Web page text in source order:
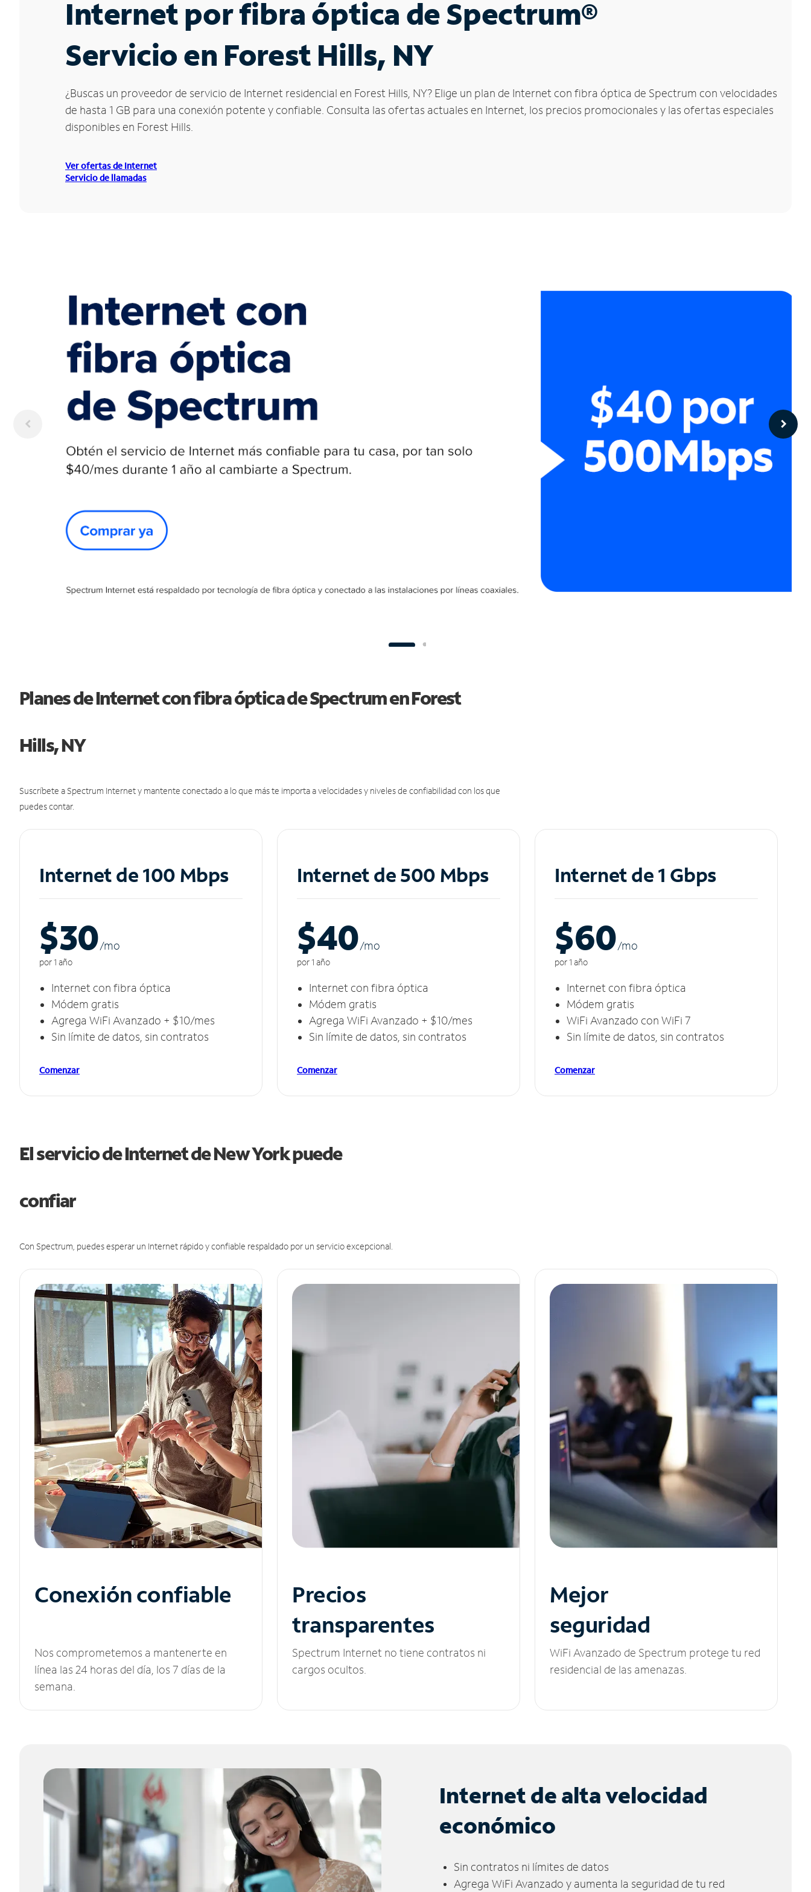
Internet por fibra óptica de Spectrum®
Servicio en Forest Hills, NY
¿Buscas un proveedor de servicio de Internet residencial en Forest Hills, NY? Elige un plan de Internet con fibra óptica de Spectrum con velocidades
de hasta 1 GB para una conexión potente y confiable. Consulta las ofertas actuales en Internet, los precios promocionales y las ofertas especiales
disponibles en Forest Hills.
Ver ofertas de Internet
Servicio de llamadas
Planes de Internet con fibra óptica de Spectrum en Forest
Hills, NY
Suscríbete a Spectrum Internet y mantente conectado a lo que más te importa a velocidades y niveles de confiabilidad con los que
puedes contar.
Internet de 100 Mbps
$30/mo
por 1 año
Internet con fibra óptica
Módem gratis
Agrega WiFi Avanzado + $10/mes
Sin límite de datos, sin contratos
Comenzar
Internet de 500 Mbps
$40/mo
por 1 año
Internet con fibra óptica
Módem gratis
Agrega WiFi Avanzado + $10/mes
Sin límite de datos, sin contratos
Comenzar
Internet de 1 Gbps
$60/mo
por 1 año
Internet con fibra óptica
Módem gratis
WiFi Avanzado con WiFi 7
Sin límite de datos, sin contratos
Comenzar
El servicio de Internet de New York puede
confiar
Con Spectrum, puedes esperar un Internet rápido y confiable respaldado por un servicio excepcional.
Conexión confiable
Nos comprometemos a mantenerte en
línea las 24 horas del día, los 7 días de la
semana.
Precios
transparentes
Spectrum Internet no tiene contratos ni
cargos ocultos.
Mejor
seguridad
WiFi Avanzado de Spectrum protege tu red
residencial de las amenazas.
Internet de alta velocidad
económico
Sin contratos ni límites de datos
Agrega WiFi Avanzado y aumenta la seguridad de tu red